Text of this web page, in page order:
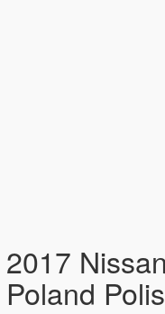
2017
Poland